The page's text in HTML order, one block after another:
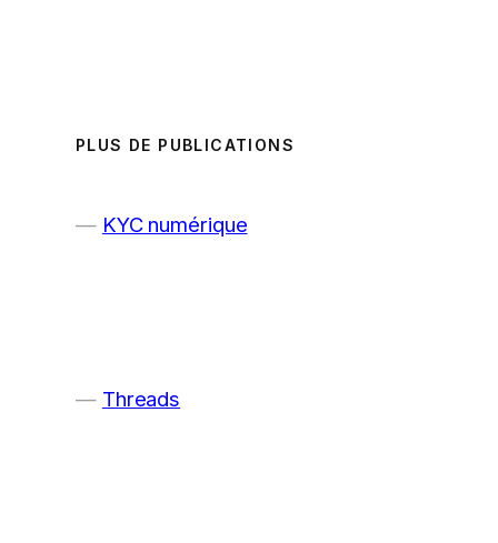
PLUS DE PUBLICATIONS
KYC numérique
Threads